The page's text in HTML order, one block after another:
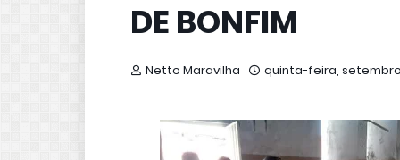
DE BONFIM
Netto Maravilha quinta-feira, setembro